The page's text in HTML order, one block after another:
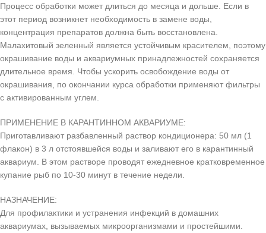
Процесс обработки может длиться до месяца и дольше. Если в
этот период возникнет необходимость в замене воды,
концентрация препаратов должна быть восстановлена.
Малахитовый зеленный является устойчивым красителем, поэтому
окрашивание воды и аквариумных принадлежностей сохраняется
длительное время. Чтобы ускорить освобождение воды от
окрашивания, по окончании курса обработки применяют фильтры
с активированным углем.
ПРИМЕНЕНИЕ В КАРАНТИННОМ АКВАРИУМЕ:
Приготавливают разбавленный раствор кондиционера: 50 мл (1
флакон) в 3 л отстоявшейся воды и заливают его в карантинный
аквариум. В этом растворе проводят ежедневное кратковременное
купание рыб по 10-30 минут в течение недели.
НАЗНАЧЕНИЕ:
Для профилактики и устранения инфекций в домашних
аквариумах, вызываемых микроорганизмами и простейшими.